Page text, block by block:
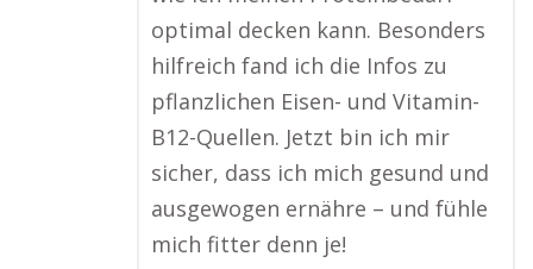
optimal decken kann. Besonders
hilfreich fand ich die Infos zu
pflanzlichen Eisen- und Vitamin-
B12-Quellen. Jetzt bin ich mir
sicher, dass ich mich gesund und
ausgewogen ernähre – und fühle
mich fitter denn je!